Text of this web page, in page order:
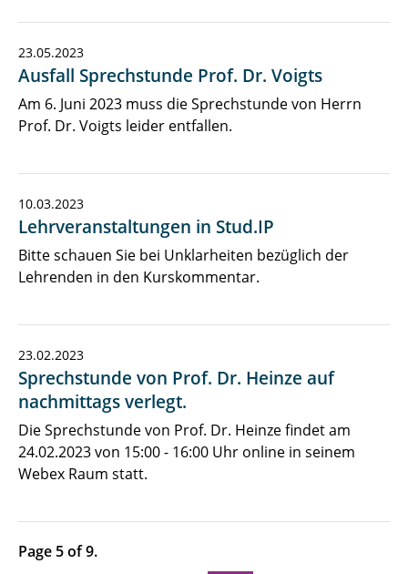
23.05.2023
Ausfall Sprechstunde Prof. Dr. Voigts
Am 6. Juni 2023 muss die Sprechstunde von Herrn
Prof. Dr. Voigts leider entfallen.
10.03.2023
Lehrveranstaltungen in Stud.IP
Bitte schauen Sie bei Unklarheiten bezüglich der
Lehrenden in den Kurskommentar.
23.02.2023
Sprechstunde von Prof. Dr. Heinze auf
nachmittags verlegt.
Die Sprechstunde von Prof. Dr. Heinze findet am
24.02.2023 von 15:00 - 16:00 Uhr online in seinem
Webex Raum statt.
Page 5 of 9.